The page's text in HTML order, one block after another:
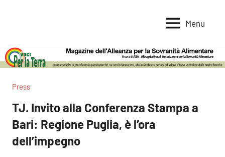
per
la
Terra
per
la
Alimentare
Menu
Press
TJ. Invito alla Conferenza Stampa a
Bari: Regione Puglia, è l’ora
dell’impegno